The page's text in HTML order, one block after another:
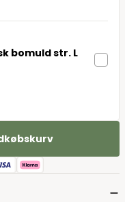
bomuld str. L